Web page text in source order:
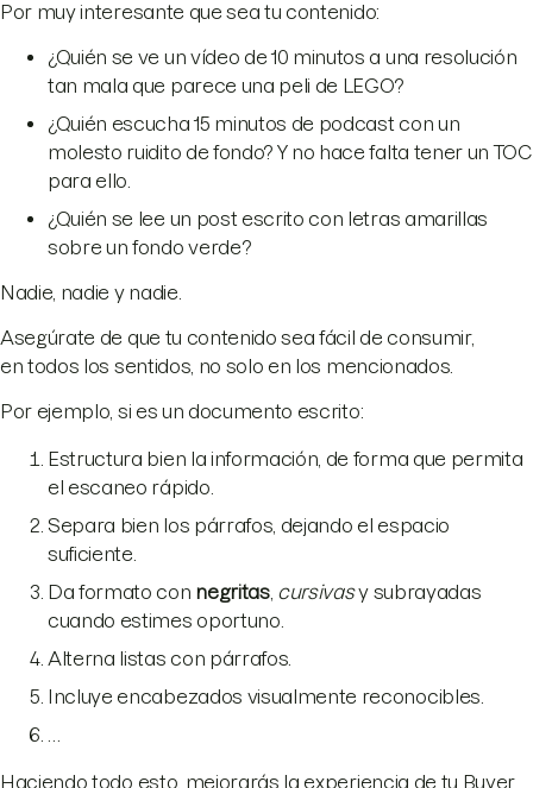
Por muy interesante que sea tu contenido:
¿Quién se ve un vídeo de 10 minutos a una resolución
tan mala que parece una peli de LEGO?
¿Quién escucha 15 minutos de podcast con un
molesto ruidito de fondo? Y no hace falta tener un TOC
para ello.
¿Quién se lee un post escrito con letras amarillas
sobre un fondo verde?
Nadie, nadie y nadie.
Asegúrate de que tu contenido sea fácil de consumir,
en todos los sentidos, no solo en los mencionados.
Por ejemplo, si es un documento escrito:
Estructura bien la información, de forma que permita
el escaneo rápido.
Separa bien los párrafos, dejando el espacio
suficiente.
Da formato con negritas, cursivasy subrayadas
cuando estimes oportuno.
Alterna listas con párrafos.
Incluye encabezados visualmente reconocibles.
Haciendo todo esto, mejorarás la experiencia de tu Buyer